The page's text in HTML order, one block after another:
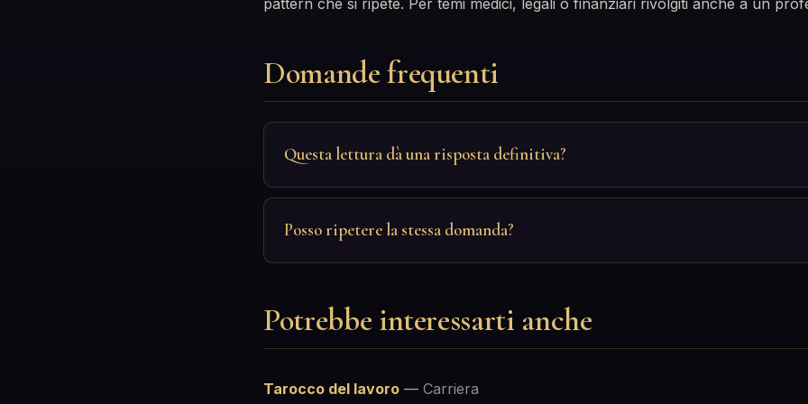
Domande frequenti
Questa lettura dà una risposta definitiva?
Posso ripetere la stessa domanda?
Potrebbe interessarti anche
Tarocco del lavoro — Carriera